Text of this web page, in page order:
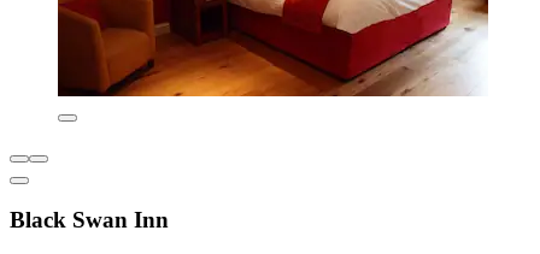
Black Swan Inn